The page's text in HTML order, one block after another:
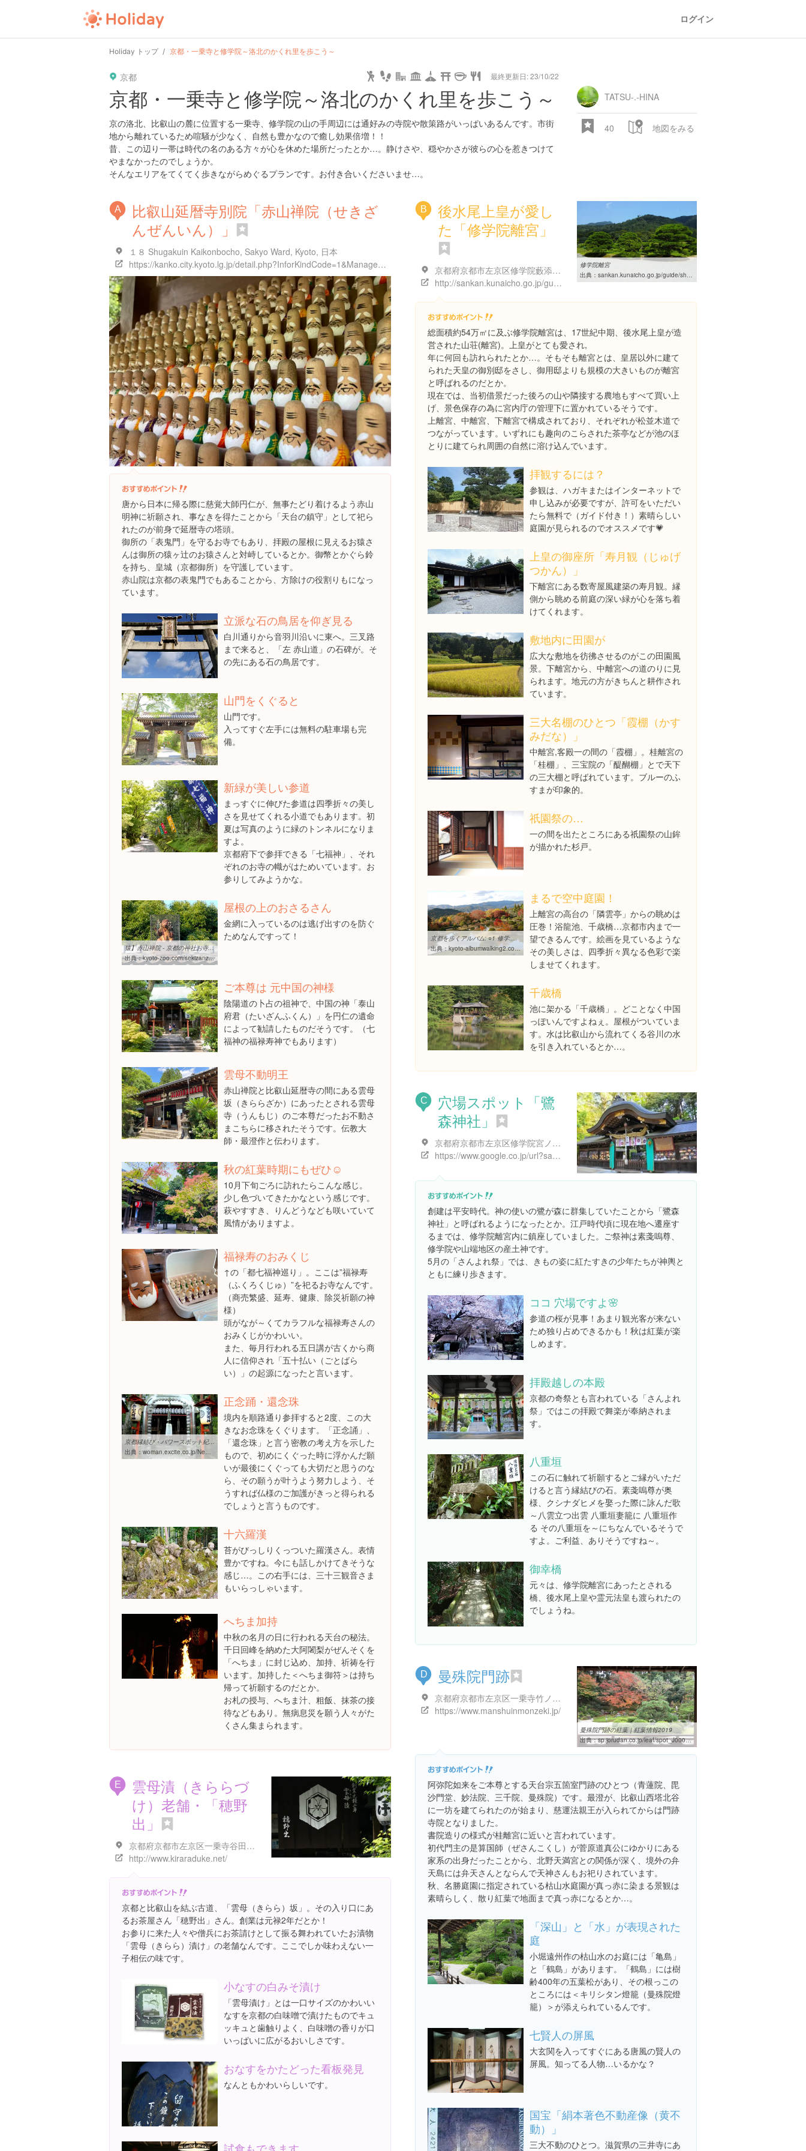
ログイン
Holiday トップ 京都・一乗寺と修学院～洛北のかくれ里を歩こう～
京都 最終更新日: 23/10/22
京都・一乗寺と修学院～洛北のかくれ里を歩こう～
京の洛北、比叡山の麓に位置する一乗寺、修学院の山の手周辺には通好みの寺院や散策路がいっぱいあるんです。市街
地から離れているため喧騒が少なく、自然も豊かなので癒し効果倍増！！
昔、この辺り一帯は時代の名のある方々が心を休めた場所だったとか…。静けさや、穏やかさが彼らの心を惹きつけて
やまなかったのでしょうか。
そんなエリアをてくてく歩きながらめぐるプランです。お付き合いくださいませ…。
TATSU-.-HINA
40 地図をみる
A
比叡山延暦寺別院「赤山禅院（せきざ
んぜんいん）」
１８ Shugakuin Kaikonbocho, Sakyo Ward, Kyoto, 日本
https://kanko.city.kyoto.lg.jp/detail.php?InforKindCode=1&ManageCode=1000140
唐から日本に帰る際に慈覚大師円仁が、無事たどり着けるよう赤山
明神に祈願され、事なきを得たことから「天台の鎮守」として祀ら
れたのが前身で延暦寺の塔頭。
御所の「表鬼門」を守るお寺でもあり、拝殿の屋根に見えるお猿さ
んは御所の猿ヶ辻のお猿さんと対峙しているとか。御幣とかぐら鈴
を持ち、皇城（京都御所）を守護しています。
赤山院は京都の表鬼門でもあることから、方除けの役割りもになっ
ています。
立派な石の鳥居を仰ぎ見る
白川通りから音羽川沿いに東へ。三叉路
まで来ると、「左 赤山道」の石碑が。そ
の先にある石の鳥居です。
山門をくぐると
山門です。
入ってすぐ左手には無料の駐車場も完
備。
新緑が美しい参道
まっすぐに伸びた参道は四季折々の美し
さを見せてくれる小道でもあります。初
夏は写真のように緑のトンネルになりま
すよ。
京都府下で参拝できる「七福神」、それ
ぞれのお寺の幟がはためいています。お
参りしてみようかな。
猿】赤山禅院 - 京都の神社お寺の動物図鑑
出典：kyoto-zoo.com/sekizanzenin.html
屋根の上のおさるさん
金網に入っているのは逃げ出すのを防ぐ
ためなんですって！
ご本尊は 元中国の神様
陰陽道の卜占の祖神で、中国の神「泰山
府君（たいざんふくん）」を円仁の遺命
によって勧請したものだそうです。（七
福神の福禄寿神でもあります）
雲母不動明王
赤山禅院と比叡山延暦寺の間にある雲母
坂（きららざか）にあったとされる雲母
寺（うんもじ）のご本尊だったお不動さ
まこちらに移されたそうです。伝教大
師・最澄作と伝わります。
秋の紅葉時期にもぜひ☺️
10月下旬ごろに訪れたらこんな感じ。
少し色づいてきたかなという感じです。
萩やすすき、りんどうなども咲いていて
風情がありますよ。
福禄寿のおみくじ
↑の「都七福神巡り」。ここは”福禄寿
（ふくろくじゅ）”を祀るお寺なんです。
（商売繁盛、延寿、健康、除災祈願の神
様）
頭がなが～くてカラフルな福禄寿さんの
おみくじがかわいい。
また、毎月行われる五日講が古くから商
人に信仰され「五十払い（ごとばら
い）」の起源になったと言います。
京都縁結び・パワースポット紀行】赤山禅院（せきざんぜんいん）：京都 ...
出典： woman.excite.co.jp/News/love/Fujiyama_marriage_3116.html
正念踊・還念珠
境内を順路通り参拝すると2度、この大
きなお念珠をくぐります。「正念誦」、
「還念珠」と言う密教の考え方を示した
もので、初めにくぐった時に浮かんだ願
いが最後にくぐっても大切だと思うのな
ら、その願うが叶うよう努力しよう、そ
うすれば仏様のご加護がきっと得られる
でしょうと言うものです。
十六羅漢
苔がびっしりくっついた羅漢さん。表情
豊かですね。今にも話しかけてきそうな
感じ…。この右手には、三十三観音さま
もいらっしゃいます。
へちま加持
中秋の名月の日に行われる天台の秘法。
千日回峰を納めた大阿闍梨がぜんそくを
「へちま」に封じ込め、加持、祈祷を行
います。加持した＜へちま御符＞は持ち
帰って祈願するのだとか。
お札の授与、へちま汁、粗飯、抹茶の接
待などもあり。無病息災を願う人々がた
くさん集まられます。
B
後水尾上皇が愛し
た「修学院離宮」
京都府京都市左京区修学院藪添１-５
http://sankan.kunaicho.go.jp/guide/shugakuin.html
修学院離宮
出典： sankan.kunaicho.go.jp/guide/shugakuin.html
総面積約54万㎡に及ぶ修学院離宮は、17世紀中期、後水尾上皇が造
営された山荘(離宮)。上皇がとても愛され,
年に何回も訪れられたとか…。そもそも離宮とは、皇居以外に建て
られた天皇の御別邸をさし、御用邸よりも規模の大きいものが離宮
と呼ばれるのだとか。
現在では、当初借景だった後ろの山や隣接する農地もすべて買い上
げ、景色保存の為に宮内庁の管理下に置かれているそうです。
上離宮、中離宮、下離宮で構成されており、それぞれが松並木道で
つながっています。いずれにも趣向のこらされた茶亭などが池のほ
とりに建てられ周囲の自然に溶け込んでいます。
拝観するには？
参観は、ハガキまたはインターネットで
申し込みが必要ですが、許可をいただい
たら無料で（ガイド付き！）素晴らしい
庭園が見られるのでオススメです💗
上皇の御座所「寿月観（じゅげ
つかん）」
下離宮にある数寄屋風建築の寿月観。縁
側から眺める前庭の深い緑が心を落ち着
けてくれます。
敷地内に田園が
広大な敷地を彷彿させるのがこの田園風
景。下離宮から、中離宮への道のりに見
られます。地元の方がきちんと耕作され
ています。
三大名棚のひとつ「霞棚（かす
みだな）」
中離宮,客殿一の間の「霞棚」。桂離宮の
「桂棚」、三宝院の「醍醐棚」とで天下
の三大棚と呼ばれています。ブルーのふ
すまが印象的。
祇園祭の…
一の間を出たところにある祇園祭の山鉾
が描かれた杉戸。
京都を歩くアルバム: ○1 修学院離宮
出典：kyoto-albumwalking2.cocolog-nifty.com/blog/cat21750052
まるで空中庭園！
上離宮の高台の「隣雲亭」からの眺めは
圧巻！浴龍池、千歳橋…京都市内まで一
望できるんです。絵画を見ているような
その美しさは、四季折々異なる色彩で楽
しませてくれます。
千歳橋
池に架かる「千歳橋」。どことなく中国
っぽいんですよねぇ。屋根がついていま
す。水は比叡山から流れてくる谷川の水
を引き入れているとか…。
C
穴場スポット「鷺
森神社」
京都府京都市左京区修学院宮ノ脇町１６
https://www.google.co.jp/url?sa=t&rct=j&q=&esrc=s&source=web&cd=1&cad=rja&uact=8&ved=0CCoQFjAA&url=http://kanko.city.kyoto.lg.jp/detail.php?InforKindCode=1%26ManageCode=1000083&ei=1DcdU524O4XSkwWKwoGwBw&usg=AFQjCNE17KT7RiYigVjEKM-ocuj1nhNvag
創建は平安時代。神の使いの鷺が森に群集していたことから「鷺森
神社」と呼ばれるようになったとか。江戸時代頃に現在地へ遷座す
るまでは、修学院離宮内に鎮座していました。ご祭神は素戔嗚尊、
修学院や山端地区の産土神です。
5月の「さんよれ祭」では、きもの姿に紅たすきの少年たちが神輿と
ともに練り歩きます。
ココ 穴場ですよ🌸
参道の桜が見事！あまり観光客が来ない
ため独り占めできるかも！秋は紅葉が楽
しめます。
拝殿越しの本殿
京都の奇祭とも言われている「さんよれ
祭」ではこの拝殿で舞楽が奉納されま
す。
八重垣
この石に触れて祈願するとご縁がいただ
けると言う縁結びの石。素戔嗚尊が奥
様、クシナダヒメを娶った際に詠んだ歌
～八雲立つ出雲 八重垣妻籠に 八重垣作
る その八重垣を～にちなんでいるそうで
すよ。ご利益、ありそうですね～。
御幸橋
元々は、修学院離宮にあったとされる
橋、後水尾上皇や霊元法皇も渡られたの
でしょうね。
D 曼殊院門跡
京都府京都市左京区一乗寺竹ノ内町４２
https://www.manshuinmonzeki.jp/
曼殊院門跡の紅葉｜紅葉情報2019
出典：sp.jorudan.co.jp/leaf/spot_J0005.html
阿弥陀如来をご本尊とする天台宗五箇室門跡のひとつ（青蓮院、毘
沙門堂、妙法院、三千院、曼殊院）です。最澄が、比叡山西塔北谷
に一坊を建てられたのが始まり、慈運法親王が入られてからは門跡
寺院となりました。
書院造りの様式が桂離宮に近いと言われています。
初代門主の是算国師（ぜさんこくし）が菅原道真公にゆかりにある
家系の出身だったことから、北野天満宮との関係が深く、境外の弁
天島には弁天さんとならんで天神さんもお祀りされています。
秋、名勝庭園に指定されている枯山水庭園が真っ赤に染まる景観は
素晴らしく、散り紅葉で地面まで真っ赤になるとか…。
「深山」と「水」が表現された
庭
小堀遠州作の枯山水のお庭には「亀島」
と「鶴島」があります。「鶴島」には樹
齢400年の五葉松があり、その根っこの
ところには＜キリシタン燈籠（曼殊院燈
籠）＞が添えられているんです。
七賢人の屏風
大玄関を入ってすぐにある唐風の賢人の
屏風。知ってる人物…いるかな？
国宝「絹本著色不動産像（黄不
動）」
三大不動のひとつ。滋賀県の三井寺にあ
E
雲母漬（きららづ
け）老舗・「穂野
出」
京都府京都市左京区一乗寺谷田町４３
http://www.kiraraduke.net/
京都と比叡山を結ぶ古道、「雲母（きらら）坂」。その入り口にあ
るお茶屋さん「穂野出」さん。創業は元禄2年だとか！
お参りに来た人々や僧兵にお茶請けとして振る舞われていたお漬物
「雲母（きらら）漬け」の老舗なんです。ここでしか味わえない一
子相伝の味です。
小なすの白みそ漬け
「雲母漬け」とは一口サイズのかわいい
なすを京都の白味噌で漬けたものでキュ
ッキュと歯触りよく、白味噌の香りが口
いっぱいに広がるおいしさです。
おなすをかたどった看板発見
なんともかわいらしいです。